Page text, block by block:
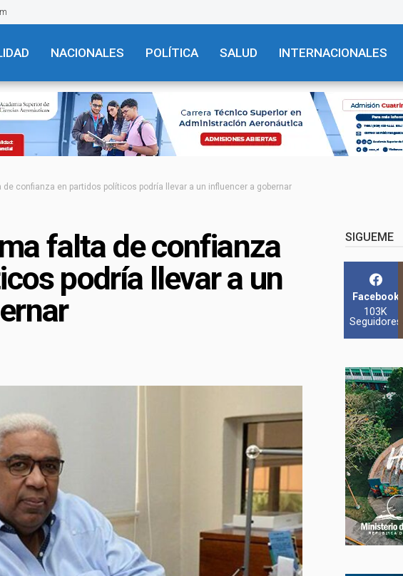
NACIONALES POLÍTICA SALUD INTERNACIONALES
de confianza en partidos políticos podría llevar a un influencer a gobernar
falta de confianza
podría llevar a un
SIGUEME
Facebook
103K
Seguidores